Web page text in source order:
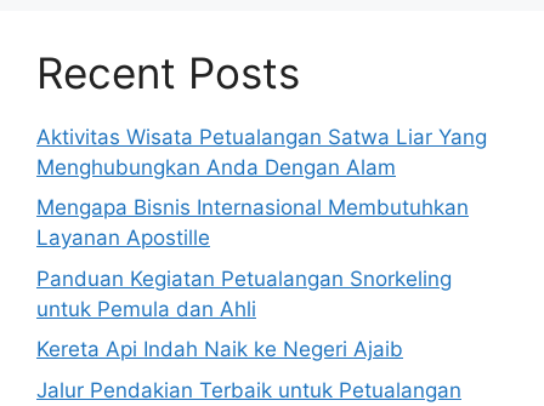
Recent Posts
Aktivitas Wisata Petualangan Satwa Liar Yang
Menghubungkan Anda Dengan Alam
Mengapa Bisnis Internasional Membutuhkan
Layanan Apostille
Panduan Kegiatan Petualangan Snorkeling
untuk Pemula dan Ahli
Kereta Api Indah Naik ke Negeri Ajaib
Jalur Pendakian Terbaik untuk Petualangan